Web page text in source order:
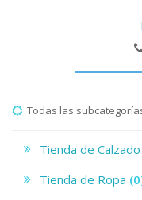
Todas las
Tienda de Calzado
Tienda de Ropa